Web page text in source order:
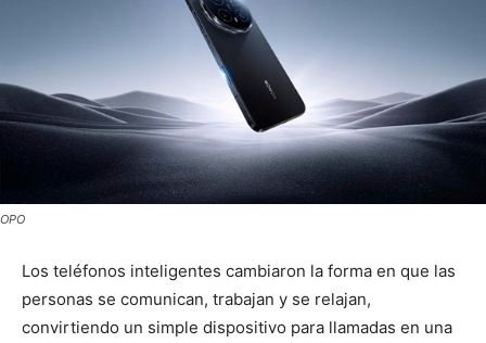
OPO
Los teléfonos inteligentes cambiaron la forma en que las
personas se comunican, trabajan y se relajan,
convirtiendo un simple dispositivo para llamadas en una